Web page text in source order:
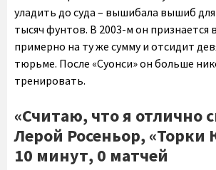
уладить до суда – вышибала вышиб
тысяч фунтов. В 2003-м он признается
примерно на ту же сумму и отсидит
тюрьме. После «Суонси» он больше
тренировать.
«Считаю, что я отлично
Лерой Росеньор, «Торки
10 минут, 0 матчей